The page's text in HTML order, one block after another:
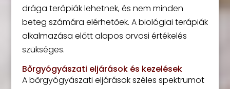
drága terápiák lehetnek, és nem minden
beteg számára elérhetőek. A biológiai terápiák
alkalmazása előtt alapos orvosi értékelés
szükséges.
Bőrgyógyászati eljárások és kezelések
A bőrgyógyászati eljárások széles spektrumot